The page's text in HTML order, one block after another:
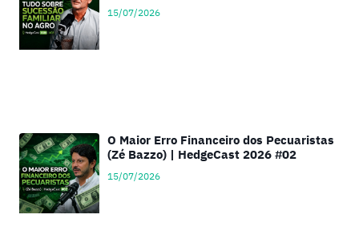
15/07/2026
O Maior Erro Financeiro dos Pecuaristas
(Zé Bazzo) | HedgeCast 2026 #02
15/07/2026